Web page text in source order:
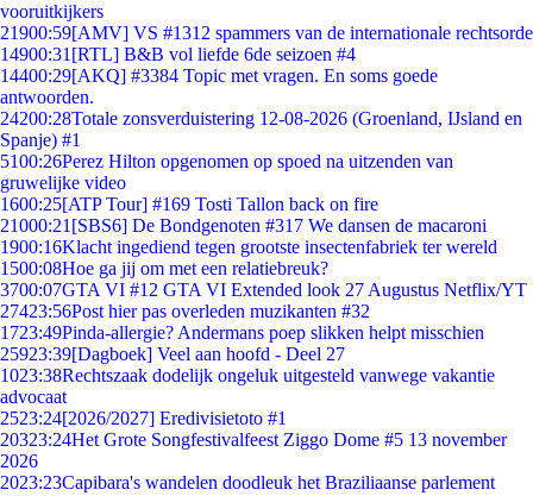
vooruitkijkers
21900:59[AMV] VS #1312 spammers van de internationale rechtsorde
14900:31 [RTL] B&B vol liefde 6de seizoen #4
14400:29[AKQ] #3384 Topic met vragen. En soms goede
antwoorden.
24200:28Totale zonsverduistering 12-08-2026 (Groenland, IJsland en
Spanje) #1
5100:26Perez Hilton opgenomen op spoed na uitzenden van
gruwelijke video
1600:25[ATP Tour] #169 Tosti Tallon back on fire
21000:21 [SBS6] De Bondgenoten #317 We dansen de macaroni
1900:16Klacht ingediend tegen grootste insectenfabriek ter wereld
1500:08Hoe ga jij om met een relatiebreuk?
3700:07GTA VI #12 GTA VI Extended look 27 Augustus Netflix/YT
27423:56Post hier pas overleden muzikanten #32
1723:49Pinda-allergie? Andermans poep slikken helpt misschien
25923:39[Dagboek] Veel aan hoofd - Deel 27
1023:38Rechtszaak dodelijk ongeluk uitgesteld vanwege vakantie
advocaat
2523:24[2026/2027] Eredivisietoto #1
20323:24Het Grote Songfestivalfeest Ziggo Dome #5 13 november
2026
2023:23Capibara's wandelen doodleuk het Braziliaanse parlement